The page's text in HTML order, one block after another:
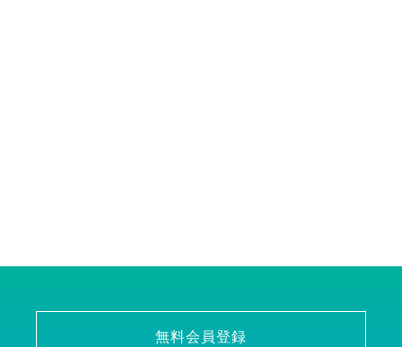
無料会員登録